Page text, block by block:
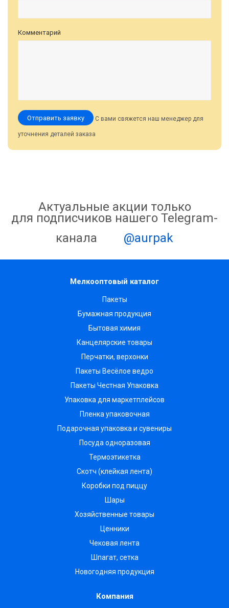
Комментарий
Отправить заявку С вами свяжется наш менеджер для
уточнения деталей заказа
Актуальные акции только
для подписчиков нашего Telegram-
канала
@aurpak
Мелкооптовый каталог
Пакеты
Бумажная продукция
Бытовая химия
Канцелярские товары
Перчатки, верхонки
Пакеты Весёлое ведро
Пакеты Честная Упаковка
Упаковка для маркетплейсов
Пленка упаковочная
Подарочная упаковка и сувениры
Посуда одноразовая
Термоэтикетка
Скотч (клейкая лента)
Коробки под пиццу
Шары
Хозяйственные товары
Ценники
Чековая лента
Шпагат, сетка
Новогодняя продукция
Компания